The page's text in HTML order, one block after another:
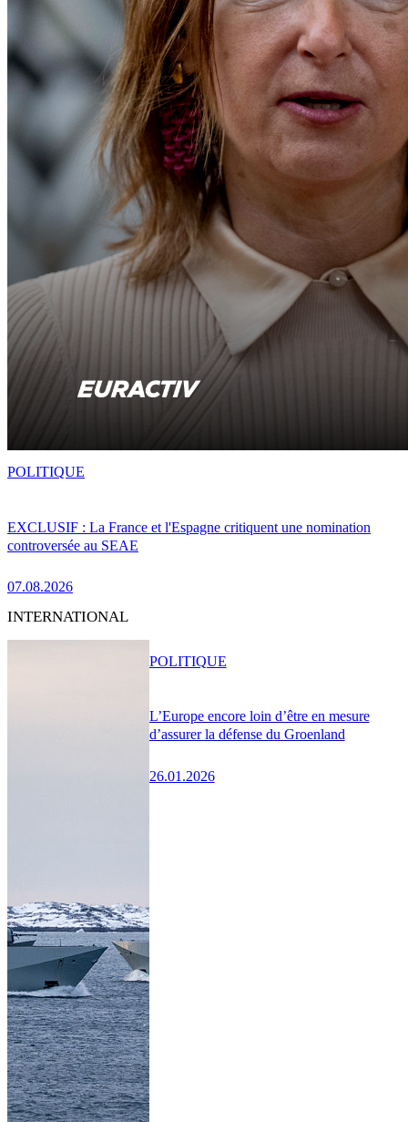
EXCLUSIF : La France et l'Espagne critiquent une nomination
controversée au SEAE
07.08.2026
POLITIQUE
INTERNATIONAL
L’Europe encore loin d’être en mesure
d’assurer la défense du Groenland
26.01.2026
POLITIQUE